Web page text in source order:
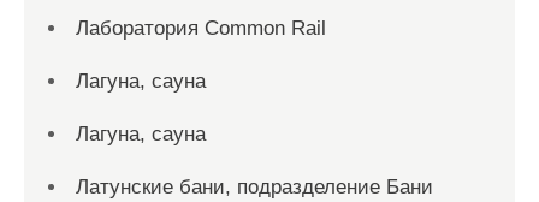
Лаборатория Common Rail
Лагуна, сауна
Лагуна, сауна
Латунские бани, подразделение Бани